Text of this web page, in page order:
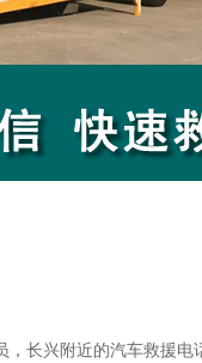
长兴附近的汽车救援